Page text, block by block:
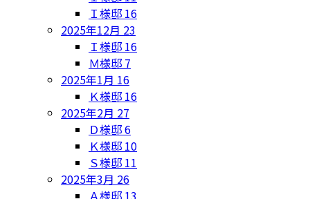
Ｉ様邸 16
2025年12月 23
Ｉ様邸 16
Ｍ様邸 7
2025年1月 16
Ｋ様邸 16
2025年2月 27
Ｄ様邸6
Ｋ様邸 10
Ｓ様邸 11
2025年3月 26
Ａ様邸 13